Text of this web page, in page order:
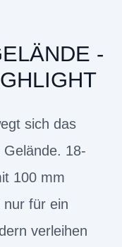
-
sich das
Gelände. 18-
100 mm
nur für ein
verleihen